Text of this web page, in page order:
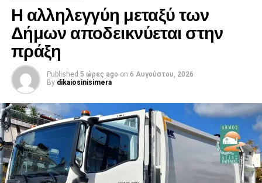
Η αλληλεγγύη μεταξύ των
Δήμων αποδεικνύεται στην
πράξη
Published 5 ώρες ago on 6 Αυγούστου, 2026
By dikaiosinisimera